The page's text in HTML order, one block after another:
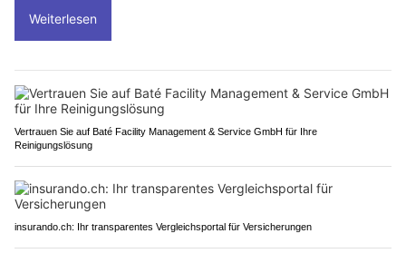
Weiterlesen
Vertrauen Sie auf Baté Facility Management & Service GmbH für Ihre
Reinigungslösung
insurando.ch: Ihr transparentes Vergleichsportal für Versicherungen